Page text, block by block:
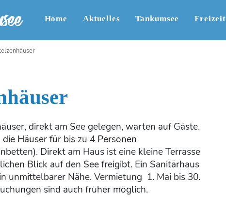
Home Aktuelles Tankumsee Freizeit
direkt am See gelegen, warten auf Gäste.
Häuser für bis zu 4 Personen
Direkt am Haus ist eine kleine Terrasse
Blick auf den See freigibt. Ein Sanitärhaus
unmittelbarer Nähe. Vermietung 1. Mai bis 30.
sind auch früher möglich.